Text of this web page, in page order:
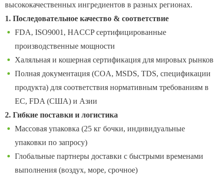
высококачественных ингредиентов в разных регионах.
1. Последовательное качество & соответствие
FDA, ISO9001, HACCP сертифицированные
производственные мощности
Халяльная и кошерная сертификация для мировых рынков
Полная документация (COA, MSDS, TDS, спецификации
продукта) для соответствия нормативным требованиям в
ЕС, FDA (США) и Азии
2. Гибкие поставки и логистика
Массовая упаковка (25 кг бочки, индивидуальные
упаковки по запросу)
Глобальные партнеры доставки с быстрыми временами
выполнения (воздух, море, срочное)